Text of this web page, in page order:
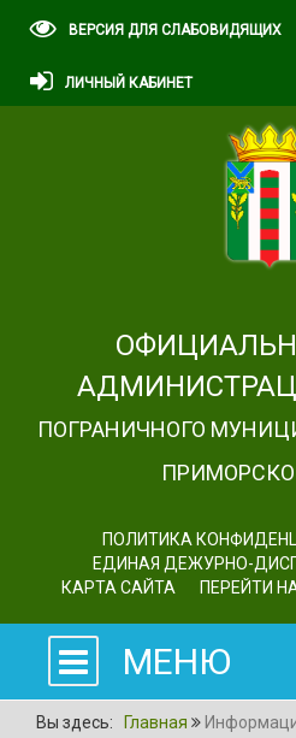
ВЕРСИЯ ДЛЯ СЛАБОВИДЯЩИХ
ЛИЧНЫЙ КАБИНЕТ
ПОГРАНИЧНОГО
ПОЛИТИКА
ЕДИНАЯ ДЕЖУРНО-
КАРТА САЙТА
ПЕРЕЙТИ
МЕНЮ
Вы здесь: Главная